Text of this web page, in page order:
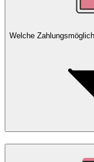
Welche